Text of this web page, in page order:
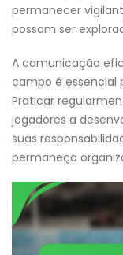
permanecer
possam ser
A comunicação
campo é essencial
Praticar
jogadores a
suas
permaneça